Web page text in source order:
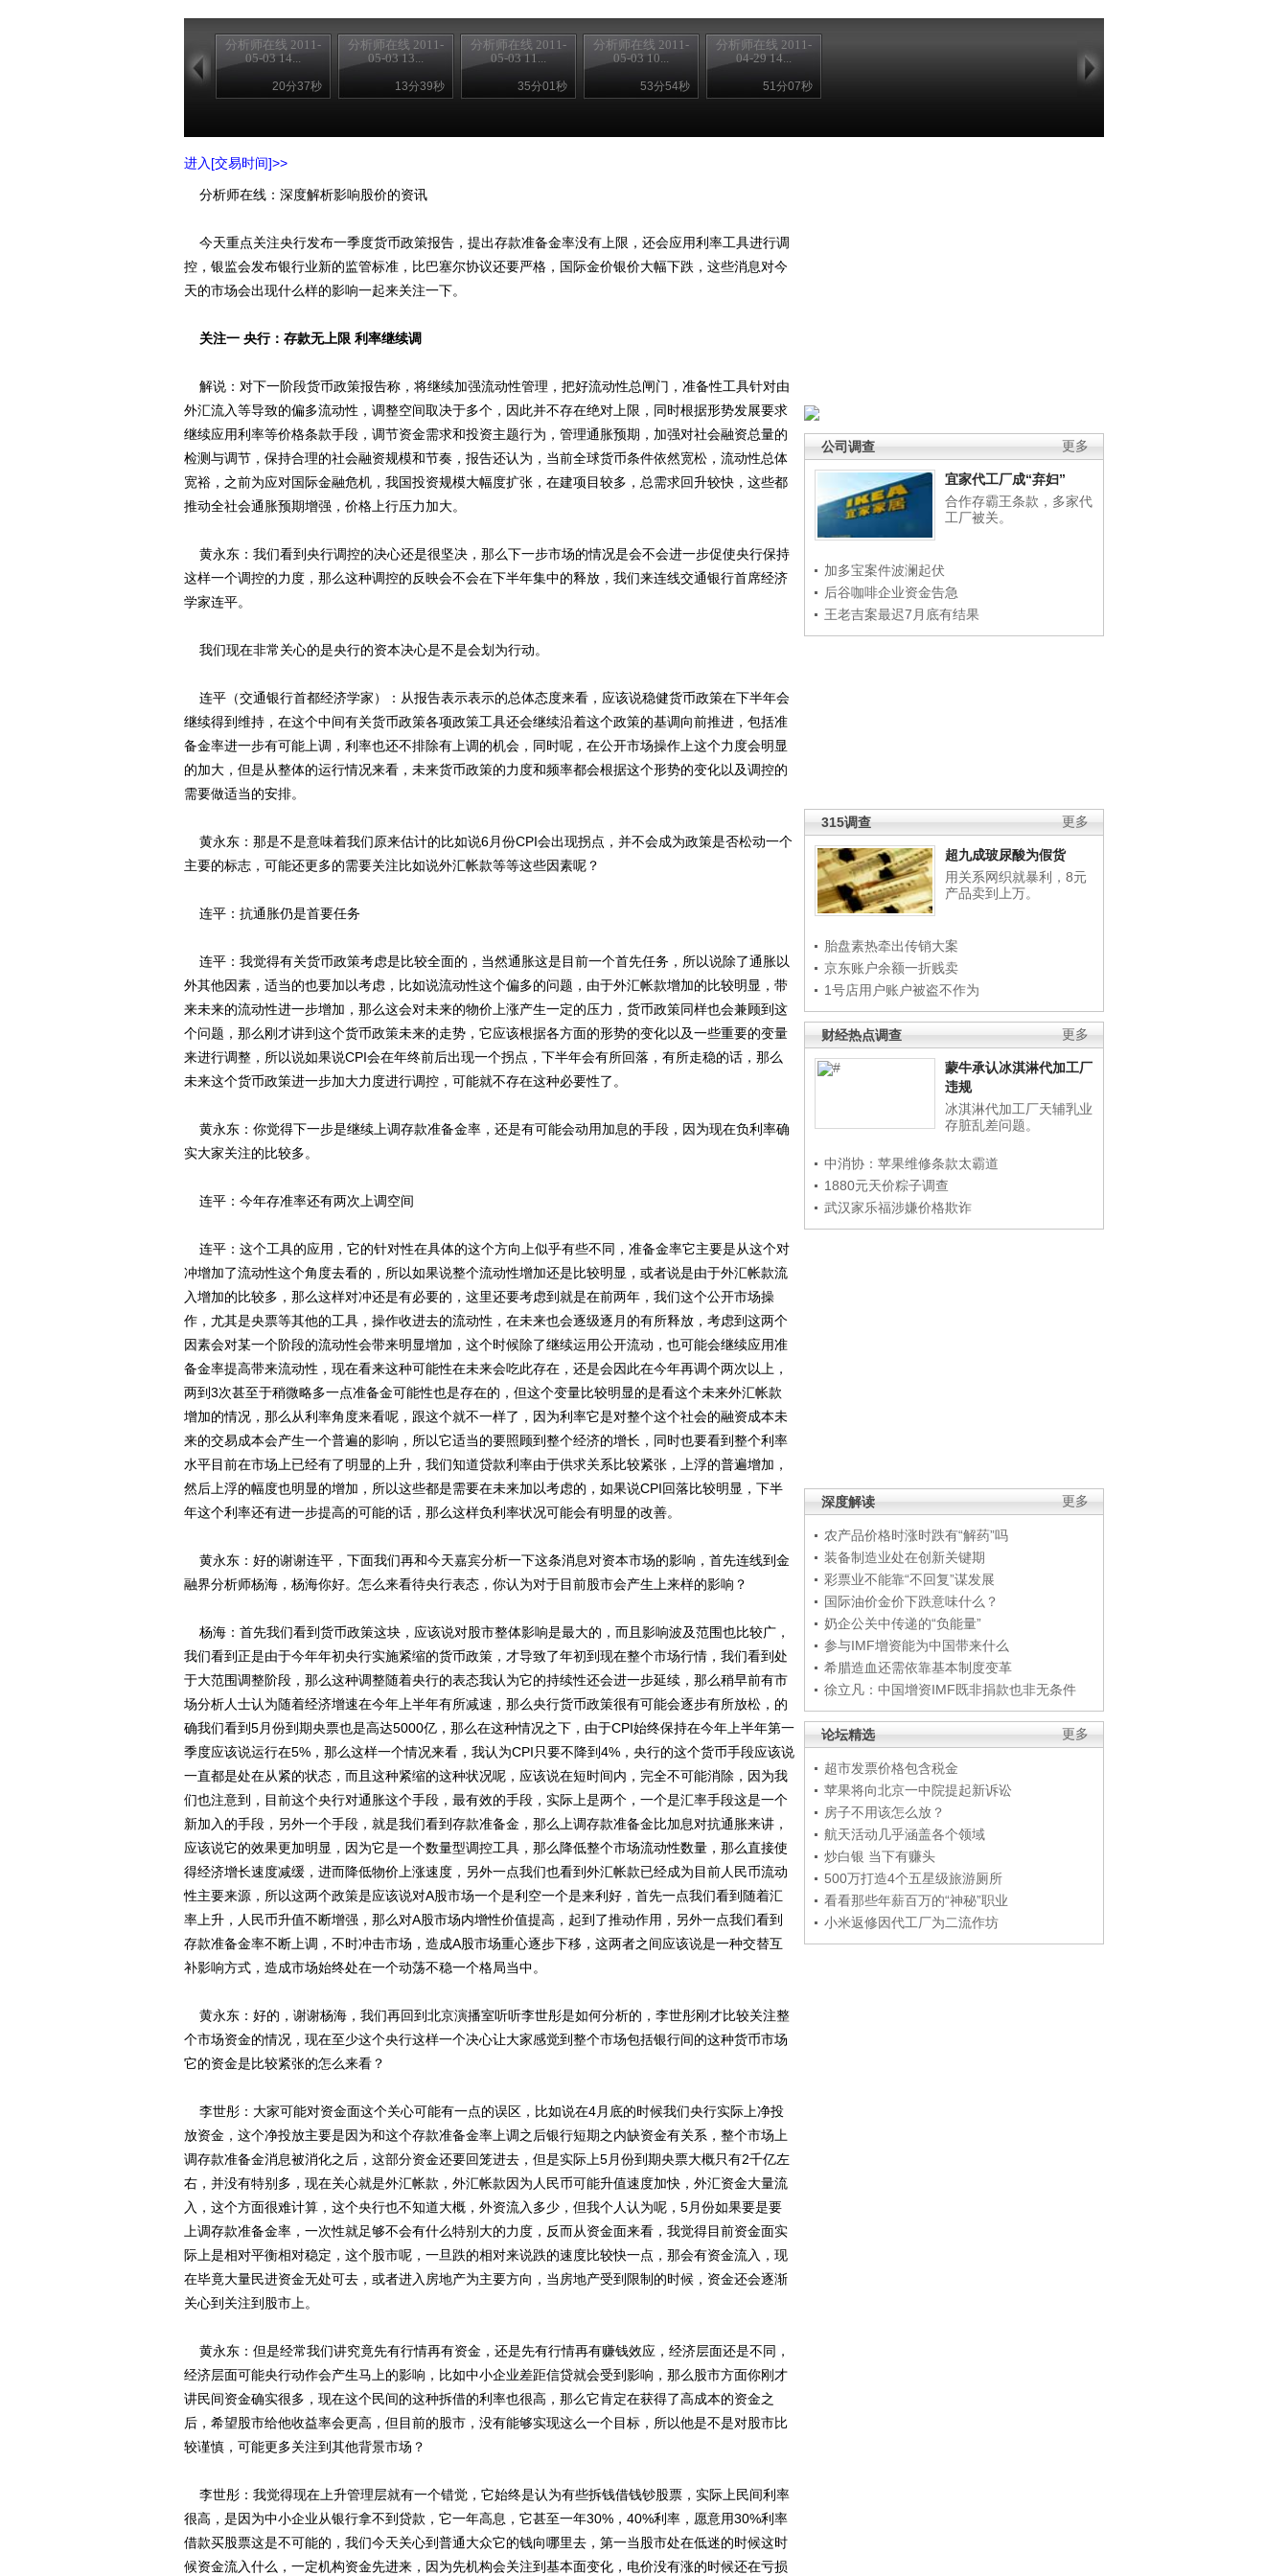
分析师在线 2011-
05-03 14...
20分37秒
分析师在线 2011-
05-03 13...
13分39秒
分析师在线 2011-
05-03 11...
35分01秒
分析师在线 2011-
05-03 10...
53分54秒
分析师在线 2011-
04-29 14...
51分07秒
更多
公司调查
宜家代工厂成“弃妇”
合作存霸王条款，多家代
工厂被关。
加多宝案件波澜起伏
后谷咖啡企业资金告急
王老吉案最迟7月底有结果
更多
315调查
超九成玻尿酸为假货
用关系网织就暴利，8元
产品卖到上万。
胎盘素热牵出传销大案
京东账户余额一折贱卖
1号店用户账户被盗不作为
更多
财经热点调查
蒙牛承认冰淇淋代加工厂
违规
冰淇淋代加工厂天辅乳业
存脏乱差问题。
中消协：苹果维修条款太霸道
1880元天价粽子调查
武汉家乐福涉嫌价格欺诈
更多
深度解读
农产品价格时涨时跌有“解药”吗
装备制造业处在创新关键期
彩票业不能靠“不回复”谋发展
国际油价金价下跌意味什么？
奶企公关中传递的“负能量”
参与IMF增资能为中国带来什么
希腊造血还需依靠基本制度变革
徐立凡：中国增资IMF既非捐款也非无条件
更多
论坛精选
超市发票价格包含税金
苹果将向北京一中院提起新诉讼
房子不用该怎么放？
航天活动几乎涵盖各个领域
炒白银 当下有赚头
500万打造4个五星级旅游厕所
看看那些年薪百万的“神秘”职业
小米返修因代工厂为二流作坊
进入[交易时间]>>
分析师在线：深度解析影响股价的资讯
今天重点关注央行发布一季度货币政策报告，提出存款准备金率没有上限，还会应用利率工具进行调
控，银监会发布银行业新的监管标准，比巴塞尔协议还要严格，国际金价银价大幅下跌，这些消息对今
天的市场会出现什么样的影响一起来关注一下。
关注一 央行：存款无上限 利率继续调
解说：对下一阶段货币政策报告称，将继续加强流动性管理，把好流动性总闸门，准备性工具针对由
外汇流入等导致的偏多流动性，调整空间取决于多个，因此并不存在绝对上限，同时根据形势发展要求
继续应用利率等价格条款手段，调节资金需求和投资主题行为，管理通胀预期，加强对社会融资总量的
检测与调节，保持合理的社会融资规模和节奏，报告还认为，当前全球货币条件依然宽松，流动性总体
宽裕，之前为应对国际金融危机，我国投资规模大幅度扩张，在建项目较多，总需求回升较快，这些都
推动全社会通胀预期增强，价格上行压力加大。
黄永东：我们看到央行调控的决心还是很坚决，那么下一步市场的情况是会不会进一步促使央行保持
这样一个调控的力度，那么这种调控的反映会不会在下半年集中的释放，我们来连线交通银行首席经济
学家连平。
我们现在非常关心的是央行的资本决心是不是会划为行动。
连平（交通银行首都经济学家）：从报告表示表示的总体态度来看，应该说稳健货币政策在下半年会
继续得到维持，在这个中间有关货币政策各项政策工具还会继续沿着这个政策的基调向前推进，包括准
备金率进一步有可能上调，利率也还不排除有上调的机会，同时呢，在公开市场操作上这个力度会明显
的加大，但是从整体的运行情况来看，未来货币政策的力度和频率都会根据这个形势的变化以及调控的
需要做适当的安排。
黄永东：那是不是意味着我们原来估计的比如说6月份CPI会出现拐点，并不会成为政策是否松动一个
主要的标志，可能还更多的需要关注比如说外汇帐款等等这些因素呢？
连平：抗通胀仍是首要任务
连平：我觉得有关货币政策考虑是比较全面的，当然通胀这是目前一个首先任务，所以说除了通胀以
外其他因素，适当的也要加以考虑，比如说流动性这个偏多的问题，由于外汇帐款增加的比较明显，带
来未来的流动性进一步增加，那么这会对未来的物价上涨产生一定的压力，货币政策同样也会兼顾到这
个问题，那么刚才讲到这个货币政策未来的走势，它应该根据各方面的形势的变化以及一些重要的变量
来进行调整，所以说如果说CPI会在年终前后出现一个拐点，下半年会有所回落，有所走稳的话，那么
未来这个货币政策进一步加大力度进行调控，可能就不存在这种必要性了。
黄永东：你觉得下一步是继续上调存款准备金率，还是有可能会动用加息的手段，因为现在负利率确
实大家关注的比较多。
连平：今年存准率还有两次上调空间
连平：这个工具的应用，它的针对性在具体的这个方向上似乎有些不同，准备金率它主要是从这个对
冲增加了流动性这个角度去看的，所以如果说整个流动性增加还是比较明显，或者说是由于外汇帐款流
入增加的比较多，那么这样对冲还是有必要的，这里还要考虑到就是在前两年，我们这个公开市场操
作，尤其是央票等其他的工具，操作收进去的流动性，在未来也会逐级逐月的有所释放，考虑到这两个
因素会对某一个阶段的流动性会带来明显增加，这个时候除了继续运用公开流动，也可能会继续应用准
备金率提高带来流动性，现在看来这种可能性在未来会吃此存在，还是会因此在今年再调个两次以上，
两到3次甚至于稍微略多一点准备金可能性也是存在的，但这个变量比较明显的是看这个未来外汇帐款
增加的情况，那么从利率角度来看呢，跟这个就不一样了，因为利率它是对整个这个社会的融资成本未
来的交易成本会产生一个普遍的影响，所以它适当的要照顾到整个经济的增长，同时也要看到整个利率
水平目前在市场上已经有了明显的上升，我们知道贷款利率由于供求关系比较紧张，上浮的普遍增加，
然后上浮的幅度也明显的增加，所以这些都是需要在未来加以考虑的，如果说CPI回落比较明显，下半
年这个利率还有进一步提高的可能的话，那么这样负利率状况可能会有明显的改善。
黄永东：好的谢谢连平，下面我们再和今天嘉宾分析一下这条消息对资本市场的影响，首先连线到金
融界分析师杨海，杨海你好。怎么来看待央行表态，你认为对于目前股市会产生上来样的影响？
杨海：首先我们看到货币政策这块，应该说对股市整体影响是最大的，而且影响波及范围也比较广，
我们看到正是由于今年年初央行实施紧缩的货币政策，才导致了年初到现在整个市场行情，我们看到处
于大范围调整阶段，那么这种调整随着央行的表态我认为它的持续性还会进一步延续，那么稍早前有市
场分析人士认为随着经济增速在今年上半年有所减速，那么央行货币政策很有可能会逐步有所放松，的
确我们看到5月份到期央票也是高达5000亿，那么在这种情况之下，由于CPI始终保持在今年上半年第一
季度应该说运行在5%，那么这样一个情况来看，我认为CPI只要不降到4%，央行的这个货币手段应该说
一直都是处在从紧的状态，而且这种紧缩的这种状况呢，应该说在短时间内，完全不可能消除，因为我
们也注意到，目前这个央行对通胀这个手段，最有效的手段，实际上是两个，一个是汇率手段这是一个
新加入的手段，另外一个手段，就是我们看到存款准备金，那么上调存款准备金比加息对抗通胀来讲，
应该说它的效果更加明显，因为它是一个数量型调控工具，那么降低整个市场流动性数量，那么直接使
得经济增长速度减缓，进而降低物价上涨速度，另外一点我们也看到外汇帐款已经成为目前人民币流动
性主要来源，所以这两个政策是应该说对A股市场一个是利空一个是来利好，首先一点我们看到随着汇
率上升，人民币升值不断增强，那么对A股市场内增性价值提高，起到了推动作用，另外一点我们看到
存款准备金率不断上调，不时冲击市场，造成A股市场重心逐步下移，这两者之间应该说是一种交替互
补影响方式，造成市场始终处在一个动荡不稳一个格局当中。
黄永东：好的，谢谢杨海，我们再回到北京演播室听听李世彤是如何分析的，李世彤刚才比较关注整
个市场资金的情况，现在至少这个央行这样一个决心让大家感觉到整个市场包括银行间的这种货币市场
它的资金是比较紧张的怎么来看？
李世彤：大家可能对资金面这个关心可能有一点的误区，比如说在4月底的时候我们央行实际上净投
放资金，这个净投放主要是因为和这个存款准备金率上调之后银行短期之内缺资金有关系，整个市场上
调存款准备金消息被消化之后，这部分资金还要回笼进去，但是实际上5月份到期央票大概只有2千亿左
右，并没有特别多，现在关心就是外汇帐款，外汇帐款因为人民币可能升值速度加快，外汇资金大量流
入，这个方面很难计算，这个央行也不知道大概，外资流入多少，但我个人认为呢，5月份如果要是要
上调存款准备金率，一次性就足够不会有什么特别大的力度，反而从资金面来看，我觉得目前资金面实
际上是相对平衡相对稳定，这个股市呢，一旦跌的相对来说跌的速度比较快一点，那会有资金流入，现
在毕竟大量民进资金无处可去，或者进入房地产为主要方向，当房地产受到限制的时候，资金还会逐渐
关心到关注到股市上。
黄永东：但是经常我们讲究竟先有行情再有资金，还是先有行情再有赚钱效应，经济层面还是不同，
经济层面可能央行动作会产生马上的影响，比如中小企业差距信贷就会受到影响，那么股市方面你刚才
讲民间资金确实很多，现在这个民间的这种拆借的利率也很高，那么它肯定在获得了高成本的资金之
后，希望股市给他收益率会更高，但目前的股市，没有能够实现这么一个目标，所以他是不是对股市比
较谨慎，可能更多关注到其他背景市场？
李世彤：我觉得现在上升管理层就有一个错觉，它始终是认为有些拆钱借钱钞股票，实际上民间利率
很高，是因为中小企业从银行拿不到贷款，它一年高息，它甚至一年30%，40%利率，愿意用30%利率
借款买股票这是不可能的，我们今天关心到普通大众它的钱向哪里去，第一当股市处在低迷的时候这时
候资金流入什么，一定机构资金先进来，因为先机构会关注到基本面变化，电价没有涨的时候还在亏损